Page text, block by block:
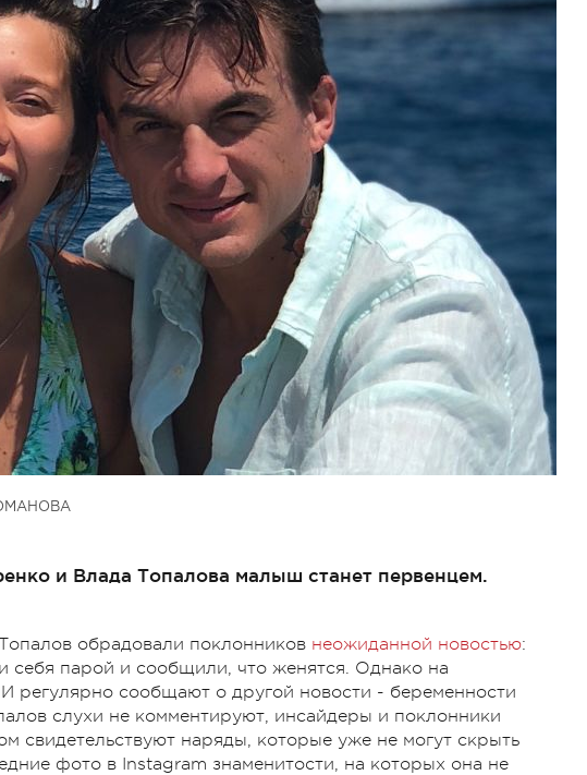
и Влада Топалова малыш станет первенцем.
обрадовали поклонников неожиданной новостью:
себя парой и сообщили, что женятся. Однако на
регулярно сообщают о другой новости - беременности
слухи не комментируют, инсайдеры и поклонники
свидетельствуют наряды, которые уже не могут скрыть
фото в Instagram знаменитости, на которых она не